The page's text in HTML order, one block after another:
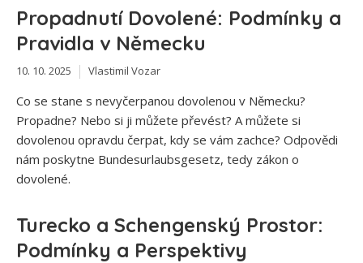
Propadnutí Dovolené: Podmínky a
Pravidla v Německu
10. 10. 2025 Vlastimil Vozar
Co se stane s nevyčerpanou dovolenou v Německu?
Propadne? Nebo si ji můžete převést? A můžete si
dovolenou opravdu čerpat, kdy se vám zachce? Odpovědi
nám poskytne Bundesurlaubsgesetz, tedy zákon o
dovolené.
Turecko a Schengenský Prostor:
Podmínky a Perspektivy